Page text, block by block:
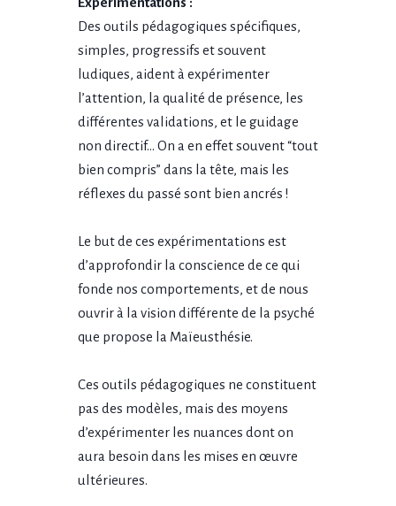
Des outils pédagogiques spécifiques,
simples, progressifs et souvent
ludiques, aident à expérimenter
l’attention, la qualité de présence, les
différentes validations, et le guidage
non directif… On a en effet souvent “tout
bien compris” dans la tête, mais les
réflexes du passé sont bien ancrés !
Le but de ces expérimentations est
d’approfondir la conscience de ce qui
fonde nos comportements, et de nous
ouvrir à la vision différente de la psyché
que propose la Maïeusthésie.
Ces outils pédagogiques ne constituent
pas des modèles, mais des moyens
d’expérimenter les nuances dont on
aura besoin dans les mises en œuvre
ultérieures.